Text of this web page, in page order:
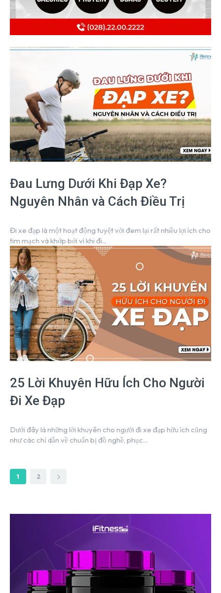
Đau Lưng Dưới Khi Đạp Xe?
Nguyên Nhân và Cách Điều Trị
Đi xe đạp là một hoạt động tuyệt vời đem lại rất nhiều lợi ích cho
tim mạch và khớp bởi vì khi đi...
25 Lời Khuyên Hữu Ích Cho Người
Đi Xe Đạp
Dưới đây là những lời khuyên cho người đi xe đạp hữu ích cũng
như các chỉ dẫn về chuẩn bị đồ nghề, phục...
1 2